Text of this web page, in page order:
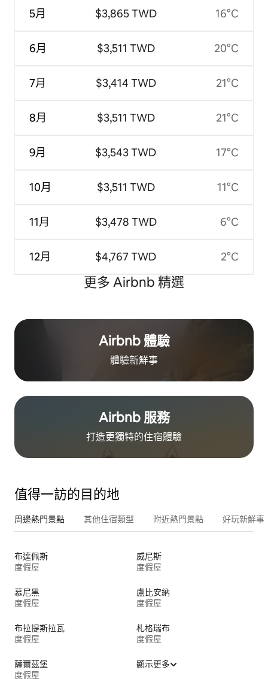
5月
6月
7月
8月
9月
10月
11月
12月
$3,865 TWD
$3,511 TWD
$3,414 TWD
$3,511 TWD
$3,543 TWD
$3,511 TWD
$3,478 TWD
$4,767 TWD
16°C
20°C
21°C
21°C
17°C
11°C
6°C
2°C
更多 Airbnb 精選
Airbnb 體驗
體驗新鮮事
Airbnb 服務
打造更獨特的住⁠宿⁠體⁠驗
值得一訪的目的地
周邊熱門景點 其他住宿類型 附近熱門景點 好玩新鮮事
布達佩斯
度假屋
威尼斯
度假屋
慕尼黑
度假屋
盧比安納
度假屋
布拉提斯拉瓦
度假屋
札格瑞布
度假屋
薩爾茲堡
度假屋
顯示更多